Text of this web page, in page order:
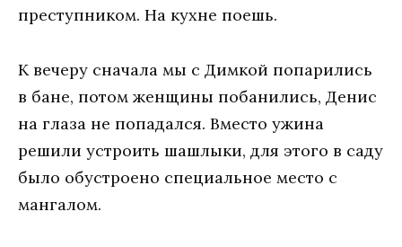
преступником. На кухне поешь.
К вечеру сначала мы с Димкой попарились
в бане, потом женщины побанились, Денис
на глаза не попадался. Вместо ужина
решили устроить шашлыки, для этого в саду
было обустроено специальное место с
мангалом.